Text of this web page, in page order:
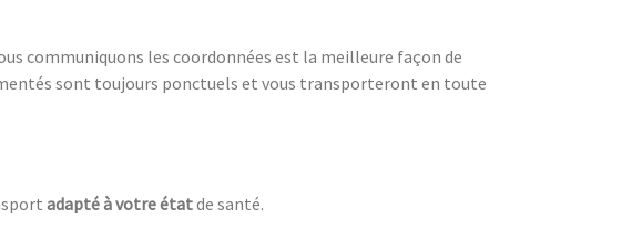
communiquons les coordonnées est la meilleure façon de
sont toujours ponctuels et vous transporteront en toute
adapté à votre étatde santé.